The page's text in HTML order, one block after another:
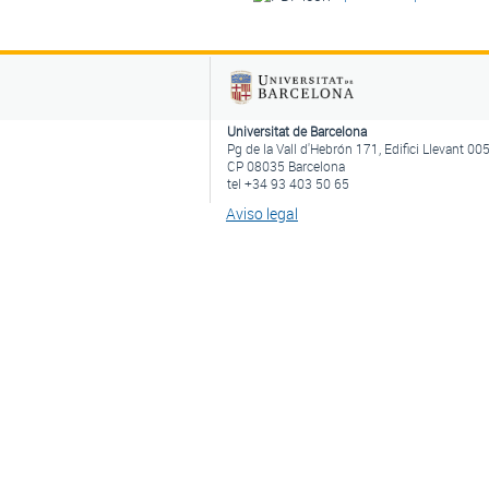
Universitat de Barcelona
Pg de la Vall d'Hebrón 171, Edifici Llevant 005
CP 08035 Barcelona
tel +34 93 403 50 65
Aviso legal